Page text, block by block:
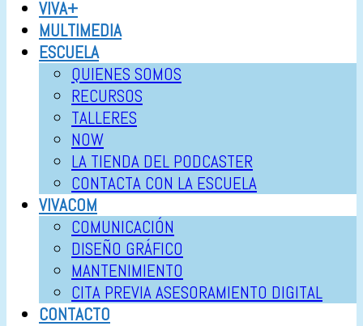
VIVA+
MULTIMEDIA
ESCUELA
QUIENES SOMOS
RECURSOS
TALLERES
NOW
LA TIENDA DEL PODCASTER
CONTACTA CON LA ESCUELA
VIVACOM
COMUNICACIÓN
DISEÑO GRÁFICO
MANTENIMIENTO
CITA PREVIA ASESORAMIENTO DIGITAL
CONTACTO